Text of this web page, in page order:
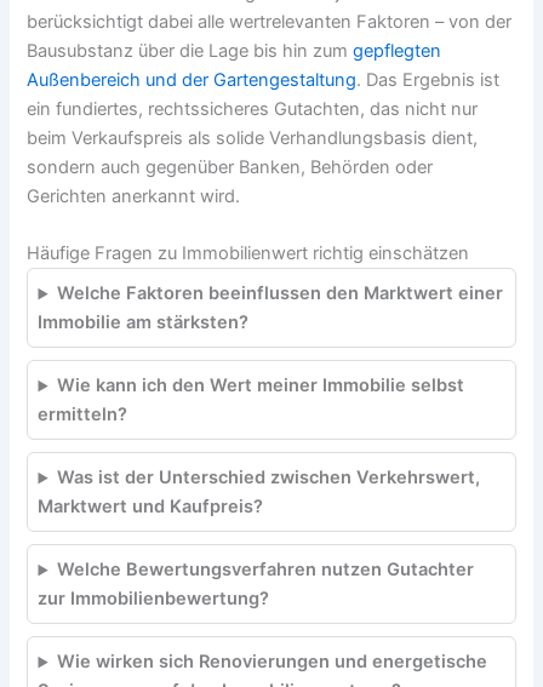
berücksichtigt dabei alle wertrelevanten Faktoren – von der
Bausubstanz über die Lage bis hin zumgepflegten
Außenbereich und der Gartengestaltung. Das Ergebnis ist
ein fundiertes, rechtssicheres Gutachten, das nicht nur
beim Verkaufspreis als solide Verhandlungsbasis dient,
sondern auch gegenüber Banken, Behörden oder
Gerichten anerkannt wird.
Häufige Fragen zu Immobilienwert richtig einschätzen
Welche Faktoren beeinflussen den Marktwert einer
Immobilie am stärksten?
Wie kann ich den Wert meiner Immobilie selbst
ermitteln?
Was ist der Unterschied zwischen Verkehrswert,
Marktwert und Kaufpreis?
Welche Bewertungsverfahren nutzen Gutachter
zur Immobilienbewertung?
Wie wirken sich Renovierungen und energetische